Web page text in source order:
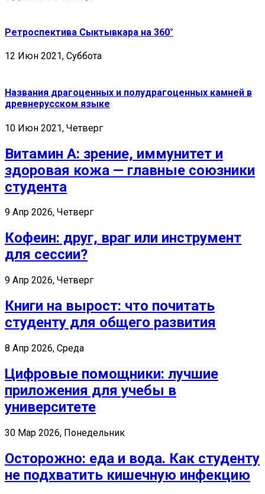
Ретроспектива Сыктывкара на 360°
12 Июн 2021, Суббота
Названия драгоценных и полудрагоценных камней в
древнерусском языке
10 Июн 2021, Четверг
Витамин А: зрение, иммунитет и
здоровая кожа — главные союзники
студента
9 Апр 2026, Четверг
Кофеин: друг, враг или инструмент
для сессии?
9 Апр 2026, Четверг
Книги на вырост: что почитать
студенту для общего развития
8 Апр 2026, Среда
Цифровые помощники: лучшие
приложения для учебы в
университете
30 Мар 2026, Понедельник
Осторожно: еда и вода. Как студенту
не подхватить кишечную инфекцию